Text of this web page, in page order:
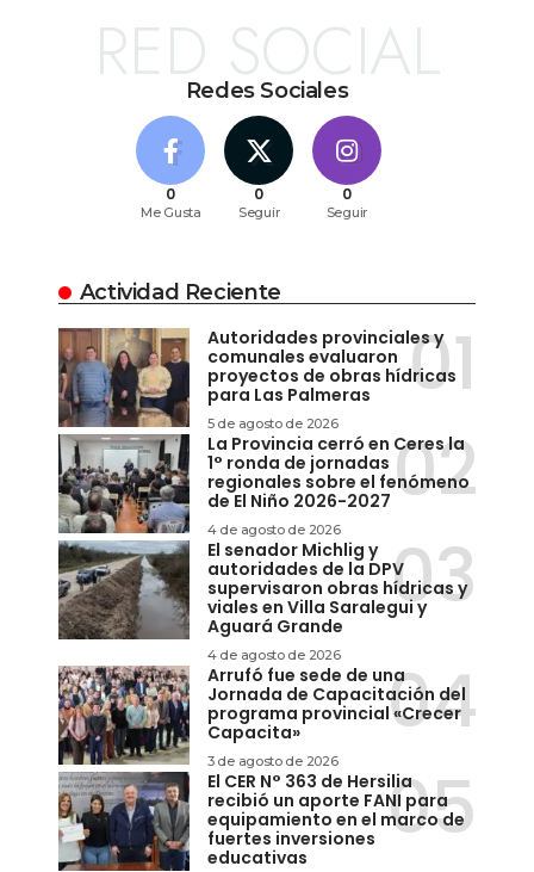
Redes Sociales
RED SOCIAL
0
Me Gusta
0
Seguir
0
Seguir
Actividad Reciente
Autoridades provinciales y
comunales evaluaron
proyectos de obras hídricas
para Las Palmeras
5 de agosto de 2026
La Provincia cerró en Ceres la
1° ronda de jornadas
regionales sobre el fenómeno
de El Niño 2026-2027
4 de agosto de 2026
El senador Michlig y
autoridades de la DPV
supervisaron obras hídricas y
viales en Villa Saralegui y
Aguará Grande
4 de agosto de 2026
Arrufó fue sede de una
Jornada de Capacitación del
programa provincial «Crecer
Capacita»
3 de agosto de 2026
El CER N° 363 de Hersilia
recibió un aporte FANI para
equipamiento en el marco de
fuertes inversiones
educativas